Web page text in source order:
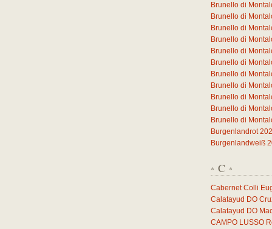
Brunello di
Brunello di
Brunello di
Brunello di
Brunello di
Brunello di
Brunello di
Brunello di
Brunello di
Brunello di
Brunello di
Burgenlandrot
Burgenlandweiß
* C *
Cabernet Colli
Calatayud DO
Calatayud DO
CAMPO LUSSO